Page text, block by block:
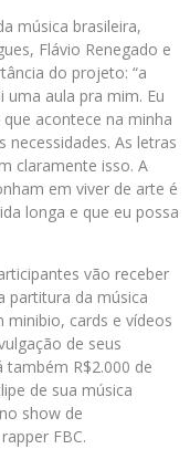
música brasileira,
Flávio Renegado e
do projeto: “a
uma aula pra mim. Eu
acontece na minha
necessidades. As letras
claramente isso. A
em viver de arte é
longa e que eu possa
vão receber
partitura da música
minibio, cards e vídeos
de seus
R$2.000 de
de sua música
show de
FBC.